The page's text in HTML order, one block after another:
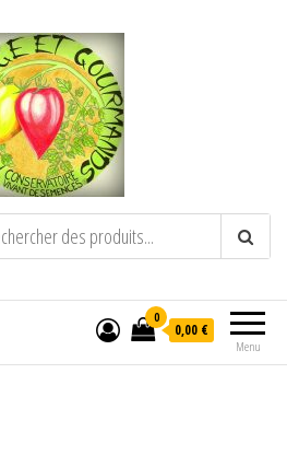
Semence paysanne naturelle
——————————————-
Menu
0
0,00 €